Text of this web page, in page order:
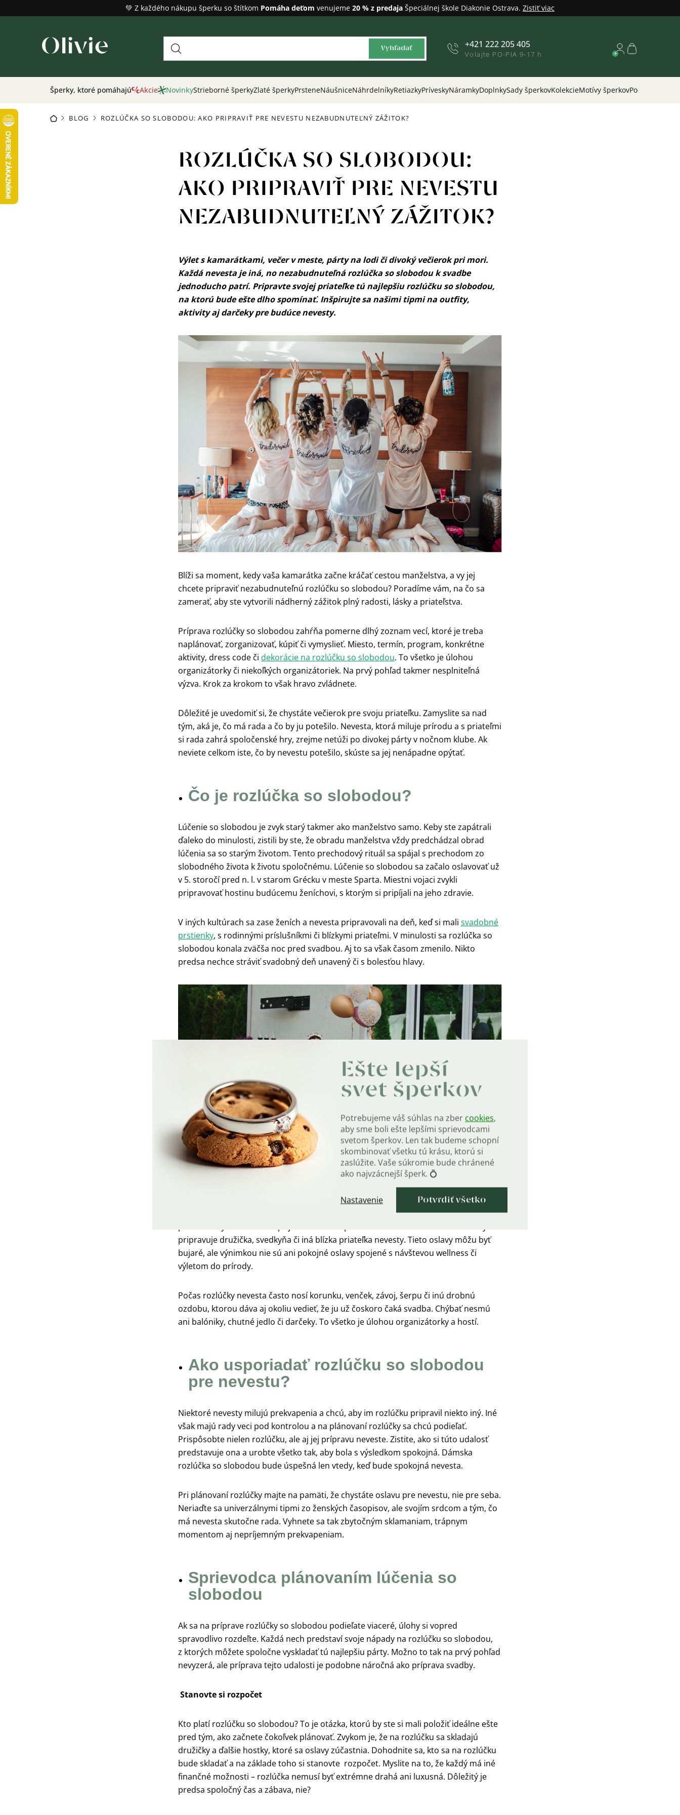
Ešte lepší
svet šperkov
Potrebujeme váš súhlas na zber cookies,
aby sme boli ešte lepšími sprievodcami
svetom šperkov. Len tak budeme schopní
skombinovať všetku tú krásu, ktorú si
zaslúžite. Vaše súkromie bude chránené
ako najvzácnejší šperk. 💍
Nastavenie Potvrdiť všetko
na
💚 Z každého nákupu šperku so štítkom Pomáha deťom venujeme 20 % z predaja Špeciálnej škole Diakonie Ostrava. Zistiť viac
Vyhľadať +421 222 205 405
Volajte PO-PIA 9-17 h
Nákupný
Šperky, ktoré pomáhajú Akcie NovinkyStrieborné šperkyZlaté šperkyPrsteneNáušniceNáhrdelníkyRetiazkyPríveskyNáramkyDoplnkySady šperkovKolekcieMotívy šperkovPodľa
DOMOVBLOG ROZLÚČKA SO SLOBODOU: AKO PRIPRAVIŤ PRE NEVESTU NEZABUDNUTEĽNÝ ZÁŽITOK?
ROZLÚČKA SO SLOBODOU:
AKO PRIPRAVIŤ PRE NEVESTU
NEZABUDNUTEĽNÝ ZÁŽITOK?
Výlet s kamarátkami, večer v meste, párty na lodi či divoký večierok pri mori.
Každá nevesta je iná, no nezabudnuteľná rozlúčka so slobodou k svadbe
jednoducho patrí. Pripravte svojej priateľke tú najlepšiu rozlúčku so slobodou,
na ktorú bude ešte dlho spomínať. Inšpirujte sa našimi tipmi na outfity,
aktivity aj darčeky pre budúce nevesty.
Blíži sa moment, kedy vaša kamarátka začne kráčať cestou manželstva, a vy jej
chcete pripraviť nezabudnuteľnú rozlúčku so slobodou? Poradíme vám, na čo sa
zamerať, aby ste vytvorili nádherný zážitok plný radosti, lásky a priateľstva.
Príprava rozlúčky so slobodou zahŕňa pomerne dlhý zoznam vecí, ktoré je treba
naplánovať, zorganizovať, kúpiť či vymyslieť. Miesto, termín, program, konkrétne
aktivity, dress code či dekorácie na rozlúčku so slobodou. To všetko je úlohou
organizátorky či niekoľkých organizátoriek. Na prvý pohľad takmer nesplniteľná
výzva. Krok za krokom to však hravo zvládnete.
Dôležité je uvedomiť si, že chystáte večierok pre svoju priateľku. Zamyslite sa nad
tým, aká je, čo má rada a čo by ju potešilo. Nevesta, ktorá miluje prírodu a s priateľmi
si rada zahrá spoločenské hry, zrejme netúži po divokej párty v nočnom klube. Ak
neviete celkom iste, čo by nevestu potešilo, skúste sa jej nenápadne opýtať.
Čo je rozlúčka so slobodou?
Lúčenie so slobodou je zvyk starý takmer ako manželstvo samo. Keby ste zapátrali
ďaleko do minulosti, zistili by ste, že obradu manželstva vždy predchádzal obrad
lúčenia sa so starým životom. Tento prechodový rituál sa spájal s prechodom zo
slobodného života k životu spoločnému. Lúčenie so slobodou sa začalo oslavovať už
v 5. storočí pred n. l. v starom Grécku v meste Sparta. Miestni vojaci zvykli
pripravovať hostinu budúcemu ženíchovi, s ktorým si pripíjali na jeho zdravie.
V iných kultúrach sa zase ženích a nevesta pripravovali na deň, keď si mali svadobné
prstienky, s rodinnými príslušníkmi či blízkymi priateľmi. V minulosti sa rozlúčka so
slobodou konala zväčša noc pred svadbou. Aj to sa však časom zmenilo. Nikto
predsa nechce stráviť svadobný deň unavený či s bolesťou hlavy.
Zatiaľ čo kedysi zahŕňala rozlúčka so slobodou najmä duchovné rituály, dnes ide
pripravuje družička, svedkyňa či iná blízka priateľka nevesty. Tieto oslavy môžu byť
bujaré, ale výnimkou nie sú ani pokojné oslavy spojené s návštevou wellness či
výletom do prírody.
Počas rozlúčky nevesta často nosí korunku, venček, závoj, šerpu či inú drobnú
ozdobu, ktorou dáva aj okoliu vedieť, že ju už čoskoro čaká svadba. Chýbať nesmú
ani balóniky, chutné jedlo či darčeky. To všetko je úlohou organizátorky a hostí.
Ako usporiadať rozlúčku so slobodou
pre nevestu?
Niektoré nevesty milujú prekvapenia a chcú, aby im rozlúčku pripravil niekto iný. Iné
však majú rady veci pod kontrolou a na plánovaní rozlúčky sa chcú podieľať.
Prispôsobte nielen rozlúčku, ale aj jej prípravu neveste. Zistite, ako si túto udalosť
predstavuje ona a urobte všetko tak, aby bola s výsledkom spokojná. Dámska
rozlúčka so slobodou bude úspešná len vtedy, keď bude spokojná nevesta.
Pri plánovaní rozlúčky majte na pamäti, že chystáte oslavu pre nevestu, nie pre seba.
Neriaďte sa univerzálnymi tipmi zo ženských časopisov, ale svojím srdcom a tým, čo
má nevesta skutočne rada. Vyhnete sa tak zbytočným sklamaniam, trápnym
momentom aj nepríjemným prekvapeniam.
Sprievodca plánovaním lúčenia so
slobodou
Ak sa na príprave rozlúčky so slobodou podieľate viaceré, úlohy si vopred
spravodlivo rozdeľte. Každá nech predstaví svoje nápady na rozlúčku so slobodou,
z ktorých môžete spoločne vyskladať tú najlepšiu párty. Možno to tak na prvý pohľad
nevyzerá, ale príprava tejto udalosti je podobne náročná ako príprava svadby.
Stanovte si rozpočet
Kto platí rozlúčku so slobodou? To je otázka, ktorú by ste si mali položiť ideálne ešte
pred tým, ako začnete čokoľvek plánovať. Zvykom je, že na rozlúčku sa skladajú
družičky a ďalšie hostky, ktoré sa oslavy zúčastnia. Dohodnite sa, kto sa na rozlúčku
bude skladať a na základe toho si stanovte rozpočet. Myslite na to, že každý má iné
finančné možnosti – rozlúčka nemusí byť extrémne drahá ani luxusná. Dôležitý je
predsa spoločný čas a zábava, nie?